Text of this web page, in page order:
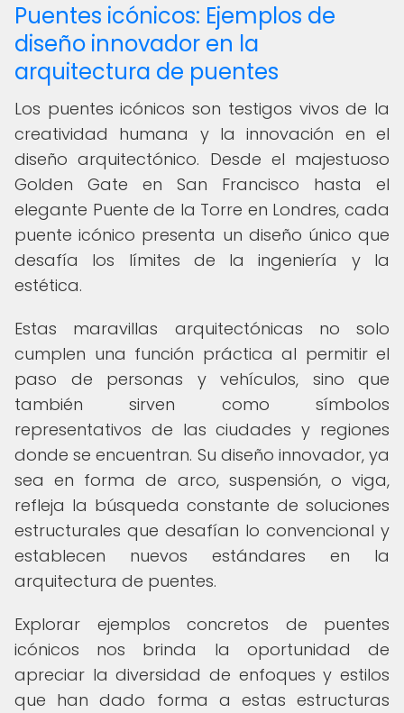
Puentes icónicos: Ejemplos de
diseño innovador en la
arquitectura de puentes
Los puentes icónicos son testigos vivos de la
creatividad humana y la innovación en el
diseño arquitectónico. Desde el majestuoso
Golden Gate en San Francisco hasta el
elegante Puente de la Torre en Londres, cada
puente icónico presenta un diseño único que
desafía los límites de la ingeniería y la
estética.
Estas maravillas arquitectónicas no solo
cumplen una función práctica al permitir el
paso de personas y vehículos, sino que
también sirven como símbolos
representativos de las ciudades y regiones
donde se encuentran. Su diseño innovador, ya
sea en forma de arco, suspensión, o viga,
refleja la búsqueda constante de soluciones
estructurales que desafían lo convencional y
establecen nuevos estándares en la
arquitectura de puentes.
Explorar ejemplos concretos de puentes
icónicos nos brinda la oportunidad de
apreciar la diversidad de enfoques y estilos
que han dado forma a estas estructuras